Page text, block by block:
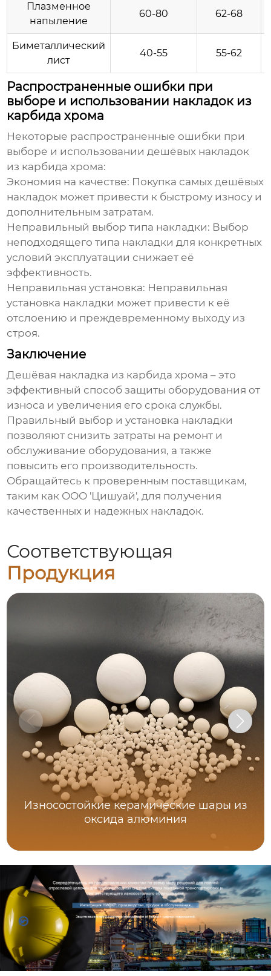
Плазменное
напыление
60-80 62-68
Биметаллический
лист
40-55 55-62
Распространенные ошибки при
выборе и использовании накладок из
карбида хрома
Некоторые распространенные ошибки при
выборе и использованиидешёвых накладок
из карбида хрома:
Экономия на качестве: Покупка самых дешёвых
накладок может привести к быстрому износу и
дополнительным затратам.
Неправильный выбор типа накладки: Выбор
неподходящего типа накладки для конкретных
условий эксплуатации снижает её
эффективность.
Неправильная установка: Неправильная
установка накладки может привести к её
отслоению и преждевременному выходу из
строя.
Заключение
Дешёвая накладка из карбида хрома – это
эффективный способ защиты оборудования от
износа и увеличения его срока службы.
Правильный выбор и установка накладки
позволяют снизить затраты на ремонт и
обслуживание оборудования, а также
повысить его производительность.
Обращайтесь к проверенным поставщикам,
таким как ООО 'Цишуай', для получения
качественных и надежных накладок.
Соответствующая
Продукция
Износостойкие керамические шары из
оксида алюминия